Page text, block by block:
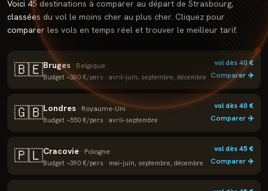
Voici 45 destinations à comparer au départ de Strasbourg,
classées du vol le moins cher au plus cher. Cliquez pour
comparer les vols en temps réel et trouver le meilleur tarif.
🇧🇪Bruges · Belgique
Budget ~380 €/pers · avril–juin, septembre, décembre
vol dès40€
Comparer ✈️
🇬🇧Londres · Royaume-Uni
Budget ~550 €/pers · avril–septembre
vol dès40€
Comparer ✈️
🇵🇱Cracovie · Pologne
Budget ~390 €/pers · mai–juin, septembre, décembre
vol dès45 €
Comparer ✈️